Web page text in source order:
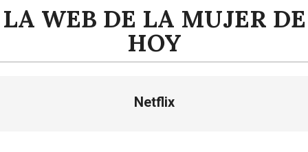
Saltar
alLA WEB DE LA MUJER DE
HOY
Netflix